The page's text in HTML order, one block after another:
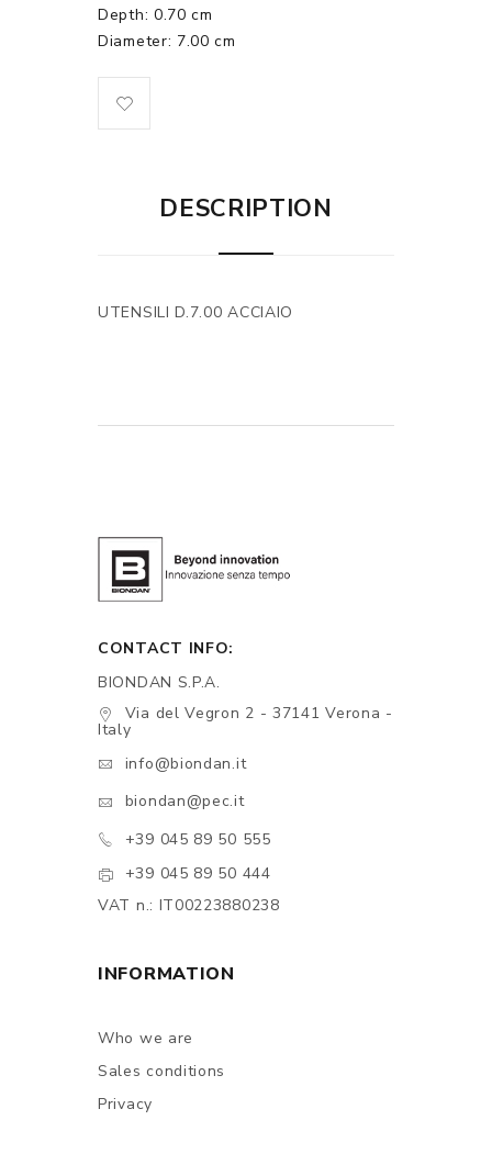
Depth: 0.70 cm
Diameter: 7.00 cm
DESCRIPTION
UTENSILI D.7.00 ACCIAIO
CONTACT INFO:
BIONDAN S.P.A.
Via del Vegron 2 - 37141 Verona -
Italy
info@biondan.it
biondan@pec.it
+39 045 89 50 555
+39 045 89 50 444
VAT n.: IT00223880238
INFORMATION
Who we are
Sales conditions
Privacy